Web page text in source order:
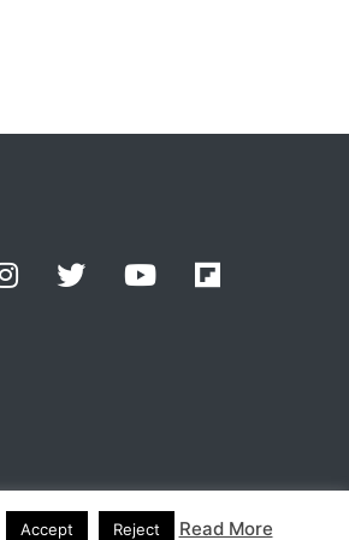
Accept Reject Read More